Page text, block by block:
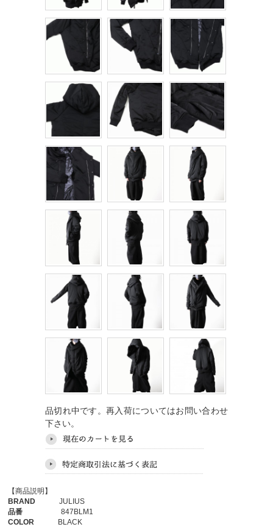
品切れ中です。再入荷についてはお問い合わせ
下さい。
【商品説明】
BRAND JULIUS
品番 847BLM1
COLOR BLACK